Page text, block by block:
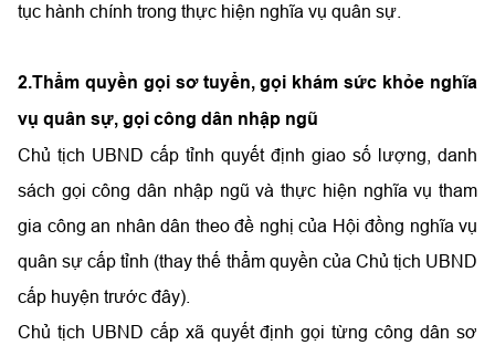
tục hành chính trong thực hiện nghĩa vụ quân sự.
2.Thẩm quyền gọi sơ tuyển, gọi khám sức khỏe nghĩa
vụ quân sự, gọi công dân nhập ngũ
Chủ tịch UBND cấp tỉnh quyết định giao số lượng, danh
sách gọi công dân nhập ngũ và thực hiện nghĩa vụ tham
gia công an nhân dân theo đề nghị của Hội đồng nghĩa vụ
quân sự cấp tỉnh (thay thế thẩm quyền của Chủ tịch UBND
cấp huyện trước đây).
Chủ tịch UBND cấp xã quyết định gọi từng công dân sơ